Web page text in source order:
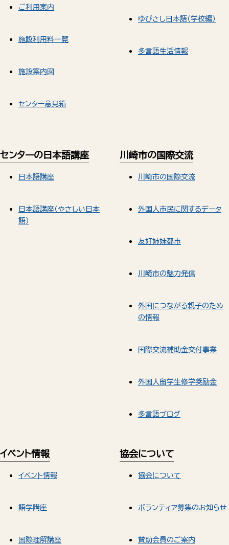
ご利用案内
施設利用料一覧
施設案内図
センター意見箱
ゆびさし日本語（学校編）
多言語生活情報
センターの日本語講座
日本語講座
日本語講座（やさしい日本
語）
川崎市の国際交流
川崎市の国際交流
外国人市民に関するデータ
友好姉妹都市
川崎市の魅力発信
外国につながる親子のため
の情報
国際交流補助金交付事業
外国人留学生修学奨励金
多言語ブログ
イベント情報
イベント情報
語学講座
国際理解講座
協会について
協会について
ボランティア募集のお知らせ
賛助会員のご案内